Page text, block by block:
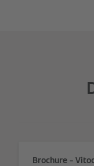
Brochure –